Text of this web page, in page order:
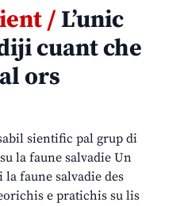
/L’unic
cuant che
ors
sientific pal grup di
la faune salvadie Un
faune salvadie des
e pratichis su lis